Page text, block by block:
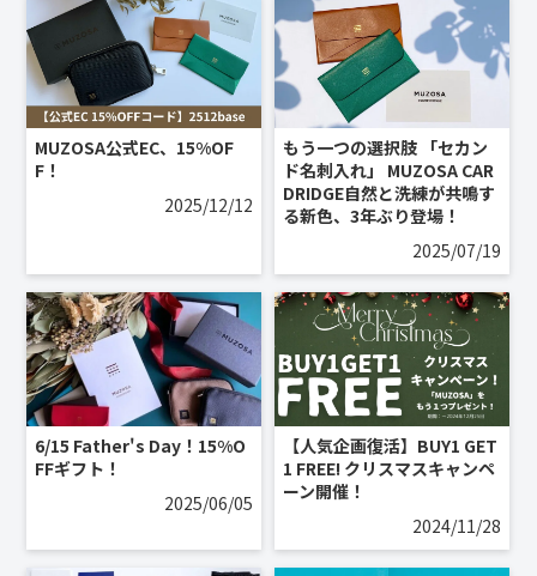
MUZOSA公式EC、15%OF
F！
2025/12/12
もう一つの選択肢 「セカン
ド名刺入れ」 MUZOSA CAR
DRIDGE自然と洗練が共鳴す
る新色、3年ぶり登場！
2025/07/19
6/15 Father's Day！15%O
FFギフト！
2025/06/05
【人気企画復活】BUY1 GET
1 FREE! クリスマスキャンペ
ーン開催！
2024/11/28